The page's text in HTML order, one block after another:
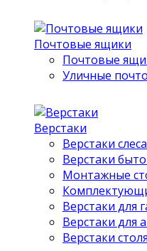
Почтовые ящики
Почтовые
Уличные
Верстаки
Верстаки
Верстаки
Монтажные
Верстаки для
Верстаки для
Верстаки